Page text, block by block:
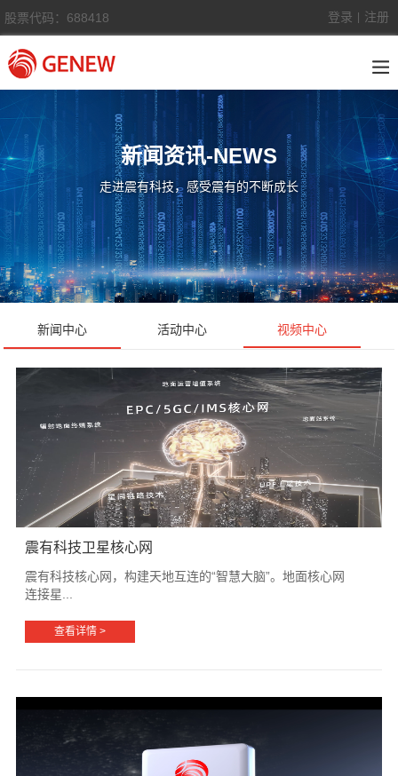
股票代码：688418 登录 注册
新闻资讯-NEWS
走进震有科技，感受震有的不断成长
新闻中心 活动中心 视频中心
震有科技卫星核心网
震有科技核心网，构建天地互连的“智慧大脑”。地面核心网
连接星...
查看详情 >